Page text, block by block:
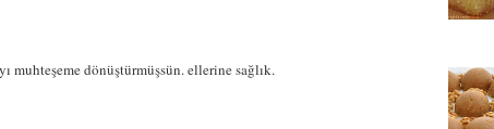
muhteşeme dönüştürmüşsün. ellerine sağlık.